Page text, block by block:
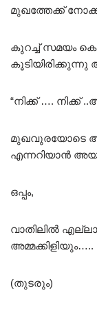
മുഖത്തേക്ക്
കുറച്ച് സമയം
“നിക്ക് …. നിക്ക്
മുഖവുരയോടെ
എന്നറിയാൻ
ഒപ്പം,
വാതിലിൽ
അമ്മക്കിളിയും…..
(തുടരും)